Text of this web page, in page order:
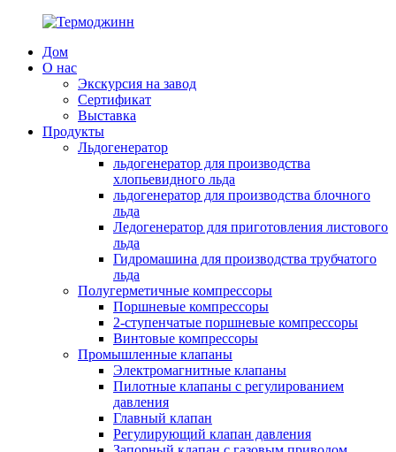
Дом
О нас
Экскурсия на завод
Сертификат
Выставка
Продукты
Льдогенератор
льдогенератор для производства
хлопьевидного льда
льдогенератор для производства блочного
льда
Ледогенератор для приготовления листового
льда
Гидромашина для производства трубчатого
льда
Полугерметичные компрессоры
Поршневые компрессоры
2-ступенчатые поршневые компрессоры
Винтовые компрессоры
Промышленные клапаны
Электромагнитные клапаны
Пилотные клапаны с регулированием
давления
Главный клапан
Регулирующий клапан давления